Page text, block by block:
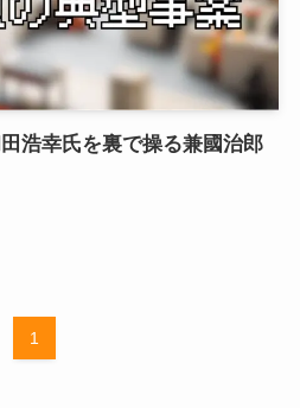
浩幸氏を裏で操る兼國治郎
1